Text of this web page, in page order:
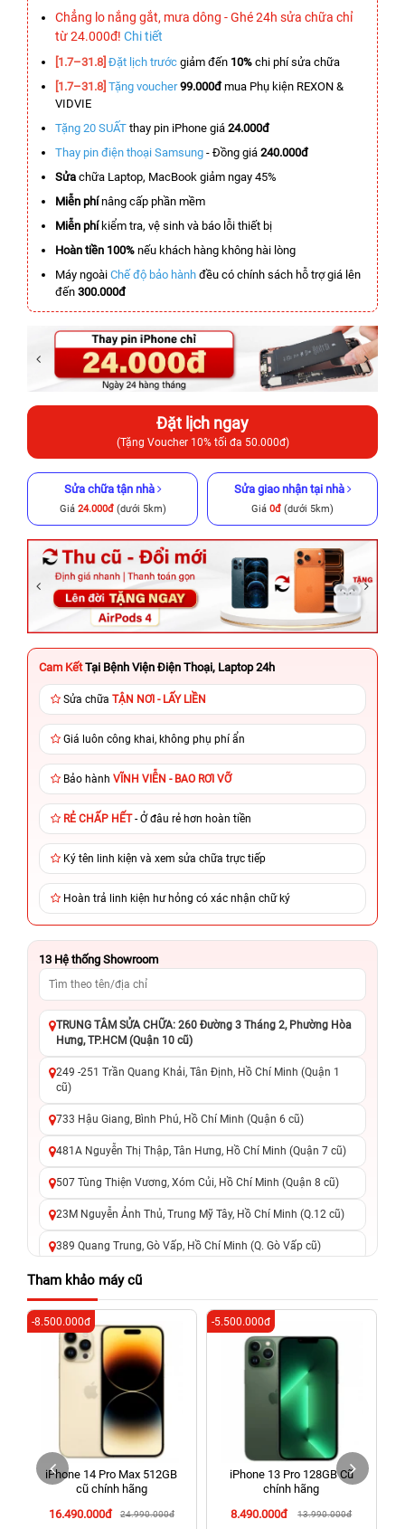
Chẳng lo nắng gắt, mưa dông - Ghé 24h sửa chữa chỉ
từ 24.000đ! Chi tiết
[1.7–31.8] Đặt lịch trước giảm đến 10% chi phí sửa chữa
[1.7–31.8] Tặng voucher 99.000đmua Phụ kiện REXON &
VIDVIE
Tặng 20 SUẤT thay pin iPhone giá 24.000đ
Thay pin điện thoại Samsung - Đồng giá 240.000đ
Sửa chữa Laptop, MacBook giảm ngay 45%
Miễn phínâng cấp phần mềm
Miễn phíkiểm tra, vệ sinh và báo lỗi thiết bị
Hoàn tiền 100% nếu khách hàng không hài lòng
Máy ngoài Chế độ bảo hành đều có chính sách hỗ trợ giá lên
đến 300.000đ
Đặt lịch ngay
(Tặng Voucher 10% tối đa 50.000đ)
Sửa chữa tận nhà
Giá 24.000đ(dưới 5km)
Sửa giao nhận tại nhà
Giá 0đ (dưới 5km)
Cam Kết Tại Bệnh Viện Điện Thoại, Laptop 24h
Sửa chữa TẬN NƠI - LẤY LIỀN
Giá luôn công khai, không phụ phí ẩn
Bảo hành VĨNH VIỄN - BAO RƠI VỠ
RẺ CHẤP HẾT- Ở đâu rẻ hơn hoàn tiền
Ký tên linh kiện và xem sửa chữa trực tiếp
Hoàn trả linh kiện hư hỏng có xác nhận chữ ký
13 Hệ thống Showroom
TRUNG TÂM SỬA CHỮA: 260 Đường 3 Tháng 2, Phường Hòa
Hưng, TP.HCM (Quận 10 cũ)
249 -251 Trần Quang Khải, Tân Định, Hồ Chí Minh (Quận 1
cũ)
733 Hậu Giang, Bình Phú, Hồ Chí Minh (Quận 6 cũ)
481A Nguyễn Thị Thập, Tân Hưng, Hồ Chí Minh (Quận 7 cũ)
507 Tùng Thiện Vương, Xóm Củi, Hồ Chí Minh (Quận 8 cũ)
23M Nguyễn Ảnh Thủ, Trung Mỹ Tây, Hồ Chí Minh (Q.12 cũ)
389 Quang Trung, Gò Vấp, Hồ Chí Minh (Q. Gò Vấp cũ)
625 - 625A Âu Cơ, Tân Phú, Hồ Chí Minh (Quận Tân Phú cũ)
326 Lê Văn Việt, Tăng Nhơn Phú, Hồ Chí Minh (Q.9 TP. Thủ
Đức cũ)
256 Võ Văn Ngân, Thủ Đức, Hồ Chí Minh (Bình Thọ, TP. Thủ
70 Nguyễn An Ninh, Dĩ An, Hồ Chí Minh (Bình Dương Cũ)
24h Vũng Tàu: 162A Ba Cu, Vũng Tàu, Hồ Chí Minh (TP. Vũng
Tàu cũ)
198 Hoàng Văn Thụ, Tân Sơn Nhất, Hồ Chí Minh (Tân Bình
Tham khảo máy cũ
iPhone 14 Pro Max 512GB
cũ chính hãng
16.490.000đ
24.990.000đ
-8.500.000đ
iPhone 13 Pro 128GB Cũ
chính hãng
8.490.000đ
13.990.000đ
-5.500.000đ